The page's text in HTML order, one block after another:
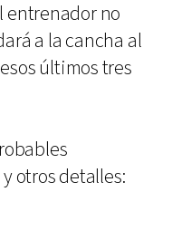
entrenador no
a la cancha al
últimos tres
otros detalles: